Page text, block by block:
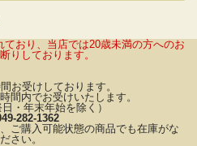
おり、当店では20歳未満の方へのお
りしております。
お受けしております。
間内でお受けいたします。
日・年末年始を除く）
282-1362
ご購入可能状態の商品でも在庫がな
さい。